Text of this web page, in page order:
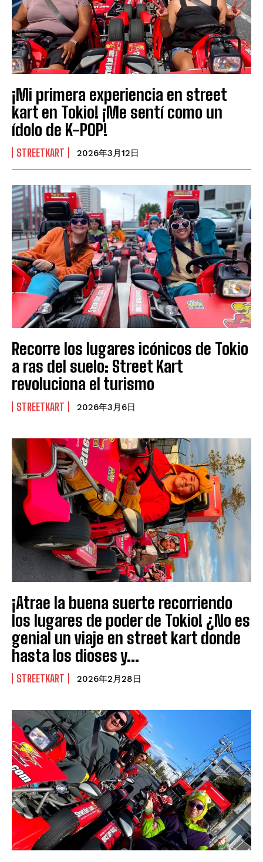
¡Mi primera experiencia en street
kart en Tokio! ¡Me sentí como un
ídolo de K-POP!
STREETKART 2026年3月12日
Recorre los lugares icónicos de Tokio
a ras del suelo: Street Kart
revoluciona el turismo
STREETKART 2026年3月6日
¡Atrae la buena suerte recorriendo
los lugares de poder de Tokio! ¿No es
genial un viaje en street kart donde
hasta los dioses y...
STREETKART 2026年2月28日